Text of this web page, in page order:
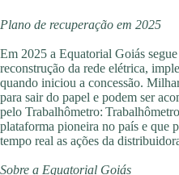
Plano de recuperação em 2025
Em 2025 a Equatorial Goiás
reconstrução da rede elétrica,
quando iniciou a concessão.
para sair do papel e podem ser
pelo Trabalhômetro:
plataforma pioneira no país e que
tempo real as ações da
Sobre a Equatorial Goiás